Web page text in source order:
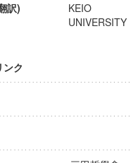
訳)
KEIO
UNIVERSITY
ンク